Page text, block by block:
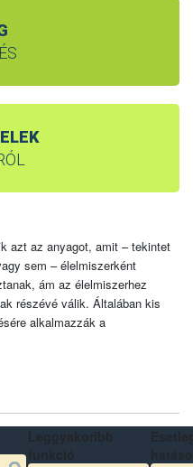
azt az anyagot, amit – tekintet
sem – élelmiszerként
ám az élelmiszerhez
részévé válik. Általában kis
alkalmazzák a